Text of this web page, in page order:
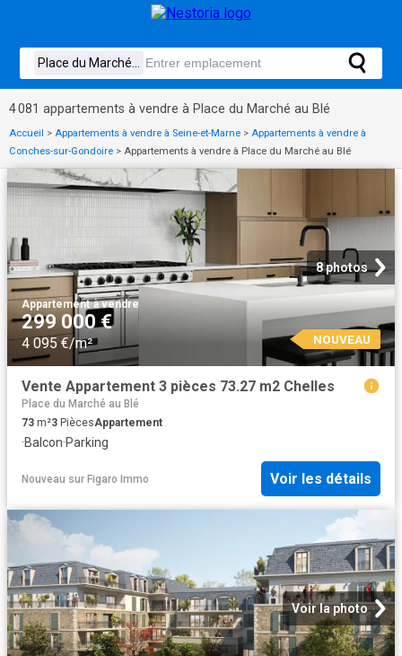
4 081 appartements à vendre à Place du Marché au Blé
Accueil > Appartements à vendre à Seine-et-Marne > Appartements à vendre à
Conches-sur-Gondoire > Appartements à vendre à Place du Marché au Blé
8 photos
Appartement·à vendre
299 000 €
4 095 €/m² NOUVEAU
Vente Appartement 3 pièces 73.27 m2 Chelles
Place du Marché au Blé
73 m²3 PiècesAppartement
·Balcon·Parking
Nouveau sur Figaro Immo Voir les détails
Voir la photo